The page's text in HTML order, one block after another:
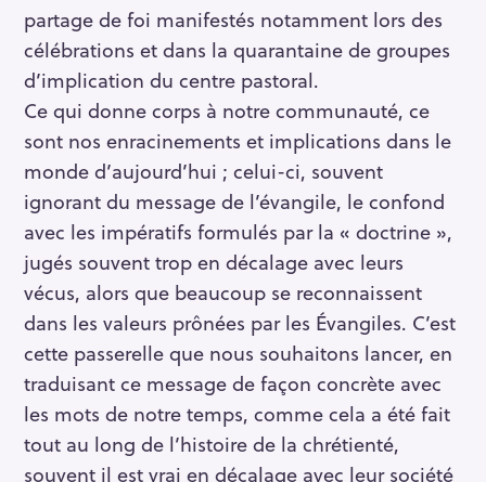
partage de foi manifestés notamment lors des
célébrations et dans la quarantaine de groupes
d’implication du centre pastoral.
Ce qui donne corps à notre communauté, ce
sont nos enracinements et implications dans le
monde d’aujourd’hui ; celui-ci, souvent
ignorant du message de l’évangile, le confond
avec les impératifs formulés par la « doctrine »,
jugés souvent trop en décalage avec leurs
vécus, alors que beaucoup se reconnaissent
dans les valeurs prônées par les Évangiles. C’est
cette passerelle que nous souhaitons lancer, en
traduisant ce message de façon concrète avec
les mots de notre temps, comme cela a été fait
tout au long de l’histoire de la chrétienté,
souvent il est vrai en décalage avec leur société